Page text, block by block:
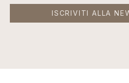
ISCRIVITI ALLA